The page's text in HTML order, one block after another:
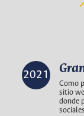
2021
Como
sitio
donde